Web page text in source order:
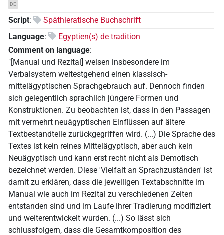
DE
Script:
Späthieratische Buchschrift
Language:
Egyptien(s) de tradition
Comment on language:
"[Manual und Rezital] weisen insbesondere im
Verbalsystem weitestgehend einen klassisch-
mittelägyptischen Sprachgebrauch auf. Dennoch finden
sich gelegentlich sprachlich jüngere Formen und
Konstruktionen. Zu beobachten ist, dass in den Passagen
mit vermehrt neuägyptischen Einflüssen auf ältere
Textbestandteile zurückgegriffen wird. (...) Die Sprache des
Textes ist kein reines Mittelägyptisch, aber auch kein
Neuägyptisch und kann erst recht nicht als Demotisch
bezeichnet werden. Diese 'Vielfalt an Sprachzuständen' ist
damit zu erklären, dass die jeweiligen Textabschnitte im
Manual wie auch im Rezital zu verschiedenen Zeiten
entstanden sind und im Laufe ihrer Tradierung modifiziert
und weiterentwickelt wurden. (...) So lässt sich
schlussfolgern, dass die Gesamtkomposition des